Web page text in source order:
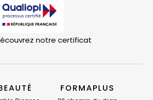
notre certificat
FORMAPLUS